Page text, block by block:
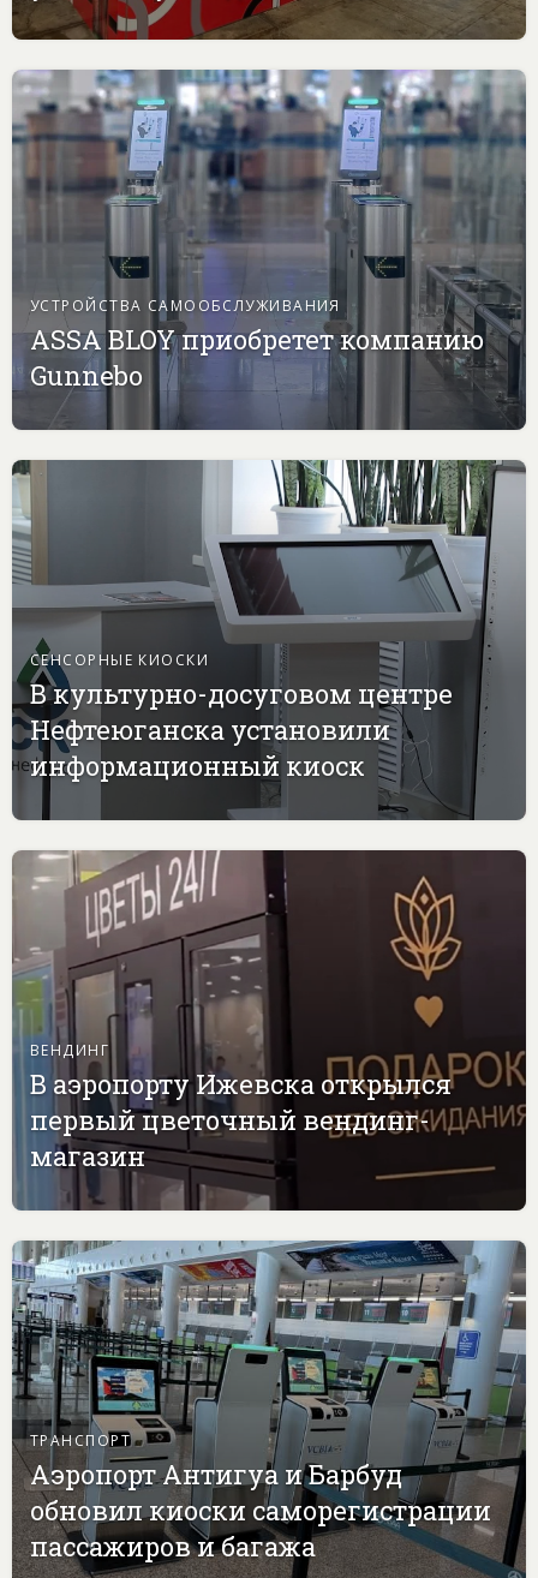
УСТРОЙСТВА САМООБСЛУЖИВАНИЯ
ASSA BLOY приобретет компанию
Gunnebo
СЕНСОРНЫЕ КИОСКИ
В культурно-досуговом центре
Нефтеюганска установили
информационный киоск
ВЕНДИНГ
В аэропорту Ижевска открылся
первый цветочный вендинг-
магазин
ТРАНСПОРТ
Аэропорт Антигуа и Барбуд
обновил киоски саморегистрации
пассажиров и багажа